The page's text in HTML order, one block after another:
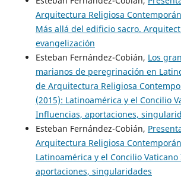
Arquitectura Religiosa
Más allá del edificio sacro.
evangelización
Esteban Fernández-Cobián, Los
marianos de peregrinación en
de Arquitectura Religiosa
(2015): Latinoamérica y el Concilio
Influencias, aportaciones,
Esteban Fernández-Cobián,
Arquitectura Religiosa
Latinoamérica y el Concilio
aportaciones, singularidades